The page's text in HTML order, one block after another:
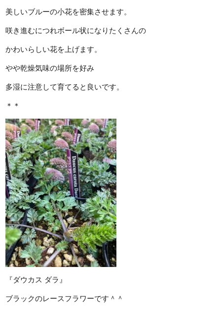
美しいブルーの小花を密集させます。
咲き進むにつれボール状になりたくさんの
かわいらしい花を上げます。
やや乾燥気味の場所を好み
多湿に注意して育てると良いです。
＊＊
『ダウカス ダラ』
ブラックのレースフラワーです＾＾